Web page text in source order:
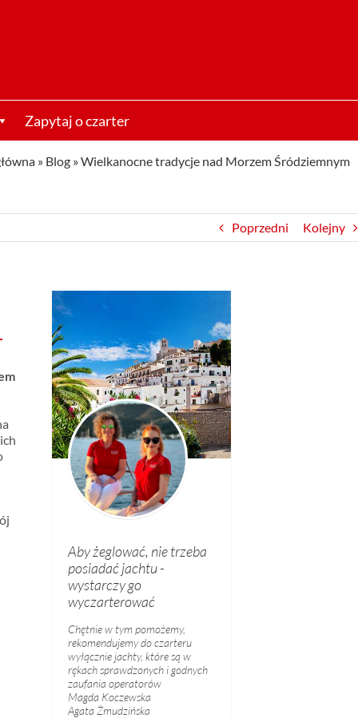
Zapytaj o czarter
» Blog »Wielkanocne tradycje nad Morzem Śródziemnym
Poprzedni Kolejny
Aby żeglować, nie trzeba
posiadać jachtu -
wystarczy go
wyczarterować
Chętnie w tym pomożemy,
rekomendujemy do czarteru
wyłącznie jachty, które są w
rękach sprawdzonych i godnych
zaufania operatorów
Magda Koczewska
Agata Żmudzińska